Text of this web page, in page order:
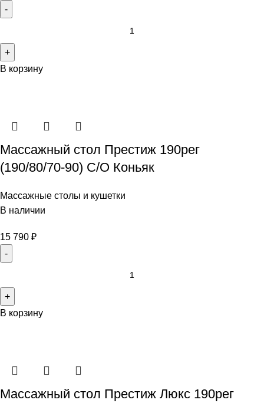
В корзину
Массажный стол Престиж 190рег
(190/80/70-90) С/О Коньяк
Массажные столы и кушетки
В наличии
15 790 ₽
В корзину
Массажный стол Престиж Люкс 190рег